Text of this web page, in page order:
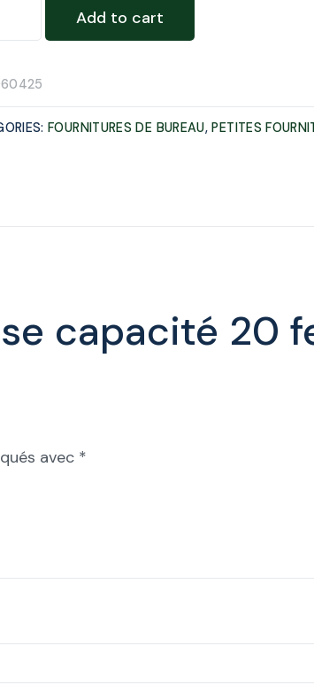
Création de site web
Add to cart
FOURNITURES DE BUREAU, PETITES
capacité 20
avec *